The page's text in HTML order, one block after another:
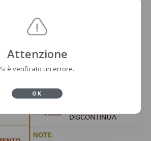
Attenzione
Si è verificato un errore.
OK